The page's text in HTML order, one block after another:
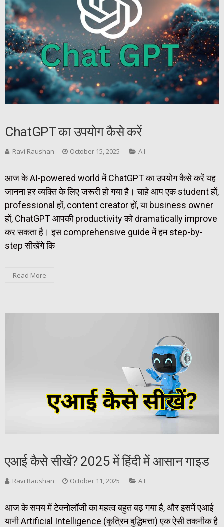
ChatGPT का उपयोग कैसे करें
Ravi Raushan October 15, 2025 A.I
आज के AI-powered world में ChatGPT का उपयोग कैसे करें यह
जानना हर व्यक्ति के लिए जरूरी हो गया है। चाहे आप एक student हों,
professional हों, content creator हों, या business owner
हों, ChatGPT आपकी productivity को dramatically improve
कर सकता है। इस comprehensive guide में हम step-by-
step सीखेंगे कि
Read More
एआई कैसे सीखें? 2025 में हिंदी में आसान गाइड
Ravi Raushan October 11, 2025 A.I
आज के समय में टेक्नोलॉजी का महत्व बहुत बढ़ गया है, और इसमें एआई
यानी Artificial Intelligence (कृत्रिम बुद्धिमत्ता) एक ऐसी तकनीक है